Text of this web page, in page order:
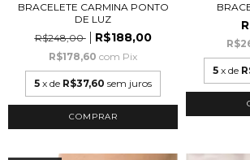
BRACELETE CARMINA PONTO
DE LUZ
R$248,00
R$188,00
R$178,60 com Pix
5 x de R$37,60 sem juros
COMPRAR
5 x de